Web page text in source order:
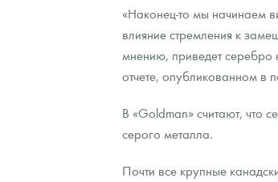
Гарри Поттер
Год Лошади
Флот: ледоколы и корабли
Жетоны "Необыкновенные
Условия возврата
Монеты
Политика конфиденциальности
Политика использования Cookies
Письмо директору
Пресс-служба
«Наконец-то мы начинаем
влияние стремления к
мнению, приведет серебро
отчете, опубликованном в
В «Goldman» считают, что
серого металла.
Почти все крупные